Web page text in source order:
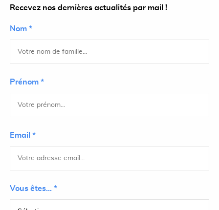
Recevez nos dernières actualités par mail !
Nom *
Prénom *
Email *
Vous êtes... *